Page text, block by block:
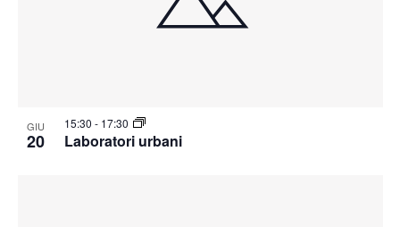
GIU
20 Laboratori urbani
15:30 - 17:30